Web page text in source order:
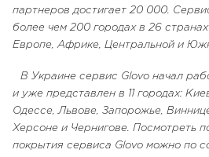
партнеров достигает 20 000.
более чем 200 городах в 26
Европе, Африке, Центральной и
В Украине сервис Glovo начал
и уже представлен в 11 городах:
Одессе, Львове, Запорожье,
Херсоне и Чернигове. Посмотреть
покрытия сервиса Glovo можно по